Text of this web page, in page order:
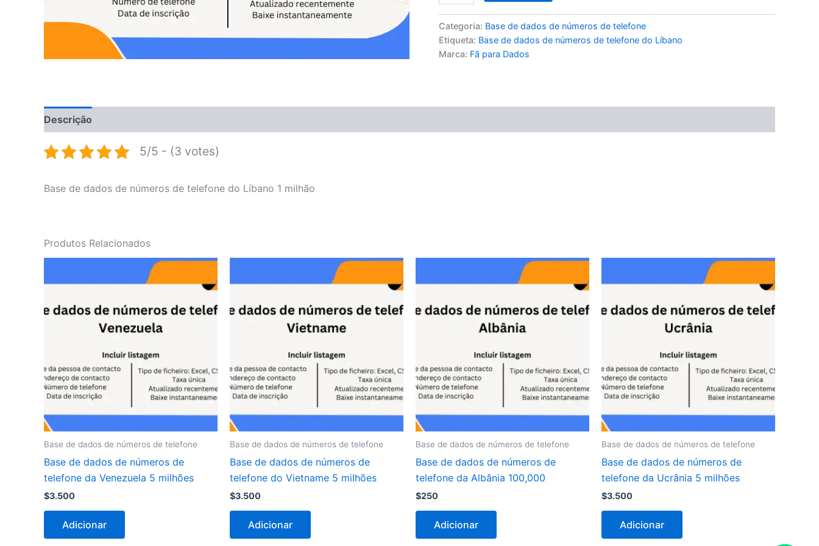
Categoria: Base de dados de números de telefone
Etiqueta: Base de dados de números de telefone do Líbano
Marca: Fã para Dados
Descrição
5/5 - (3 votes)
Base de dados de números de telefone do Líbano 1 milhão
Produtos Relacionados
Base de dados de números de telefone
Base de dados de números de
telefone da Venezuela 5 milhões
$3.500
Adicionar
Base de dados de números de telefone
Base de dados de números de
telefone do Vietname 5 milhões
$3.500
Adicionar
Base de dados de números de telefone
Base de dados de números de
telefone da Albânia 100,000
$250
Adicionar
Base de dados de números de telefone
Base de dados de números de
telefone da Ucrânia 5 milhões
$3.500
Adicionar